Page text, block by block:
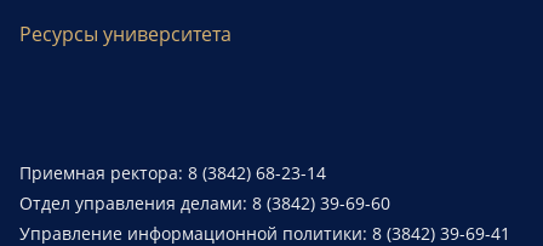
Ресурсы университета
Приемная ректора: 8 (3842) 68-23-14
Отдел управления делами: 8 (3842) 39-69-60
Управление информационной политики: 8 (3842) 39-69-41